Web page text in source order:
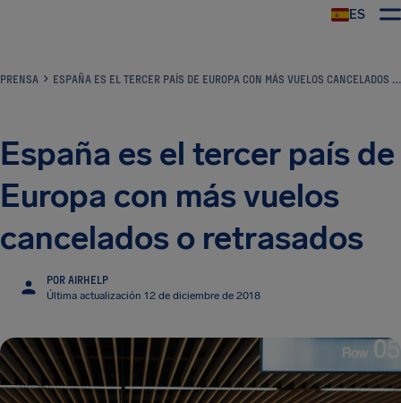
ES
PRENSA ESPAÑA ES EL TERCER PAÍS DE EUROPA CON MÁS VUELOS CANCELADOS O RETRASADOS
España es el tercer país de
Europa con más vuelos
cancelados o retrasados
POR AIRHELP
Última actualización 12 de diciembre de 2018